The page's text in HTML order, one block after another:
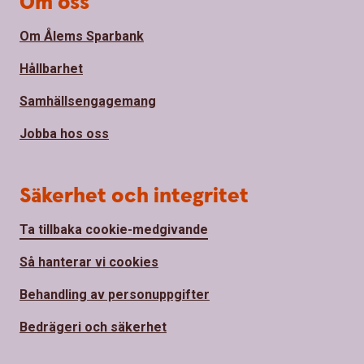
Om Ålems Sparbank
Hållbarhet
Samhällsengagemang
Jobba hos oss
Säkerhet och integritet
Ta tillbaka cookie-medgivande
Så hanterar vi cookies
Behandling av personuppgifter
Bedrägeri och säkerhet